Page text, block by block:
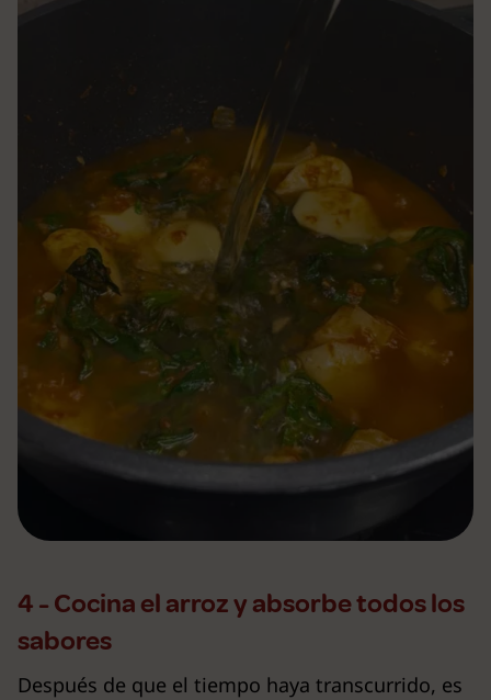
4 - Cocina el arroz y absorbe todos los
sabores
Después de que el tiempo haya transcurrido, es